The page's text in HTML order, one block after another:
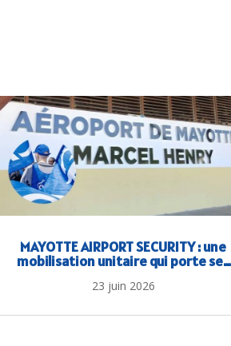
MAYOTTE AIRPORT SECURITY : une
mobilisation unitaire qui porte ses
23 juin 2026